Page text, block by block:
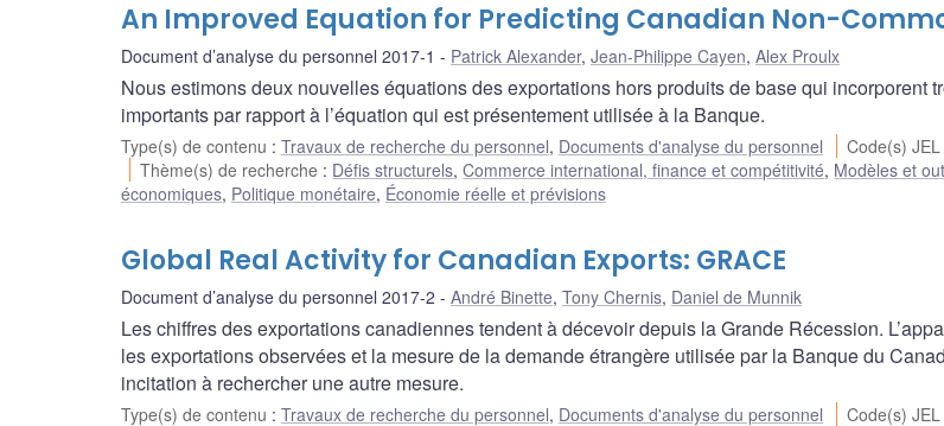
An Improved Equation for Predicting Canadian Non-
Document d’analyse du personnel 2017-1 Patrick Alexander, Jean-Philippe Cayen, Alex Proulx
Nous estimons deux nouvelles équations des exportations hors produits de base qui incorporent
importants par rapport à l’équation qui est présentement utilisée à la Banque.
Type(s) de contenu : Travaux de recherche du personnel, Documents d'analyse du personnel Code(s) JEL
Thème(s) de recherche : Défis structurels,Commerce international, finance et compétitivité, Modèles et
économiques, Politique monétaire, Économie réelle et prévisions
Global Real Activity for Canadian Exports: GRACE
Document d’analyse du personnel 2017-2 André Binette, Tony Chernis, Daniel de Munnik
Les chiffres des exportations canadiennes tendent à décevoir depuis la Grande Récession.
les exportations observées et la mesure de la demande étrangère utilisée par la Banque du
incitation à rechercher une autre mesure.
Type(s) de contenu : Travaux de recherche du personnel, Documents d'analyse du personnel Code(s) JEL